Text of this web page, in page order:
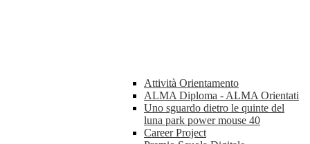
Attività Orientamento
ALMA Diploma - ALMA Orientati
Uno sguardo dietro le quinte del
luna park power mouse 40
Career Project